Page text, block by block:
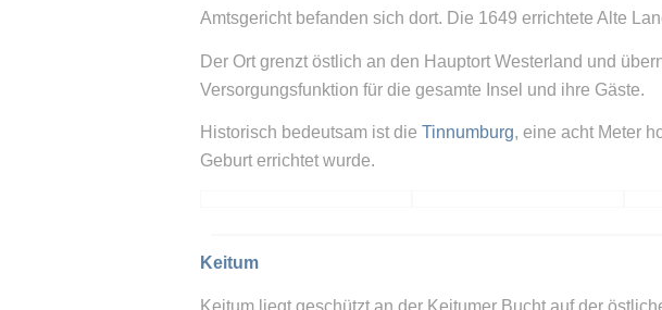
Amtsgericht befanden sich dort. Die 1649 errichtete Alte
Der Ort grenzt östlich an den Hauptort Westerland und
Versorgungsfunktion für die gesamte Insel und ihre Gäste.
Historisch bedeutsam ist dieTinnumburg, eine acht Meter
Geburt errichtet wurde.
Keitum
Keitum liegt geschützt an der Keitumer Bucht auf der